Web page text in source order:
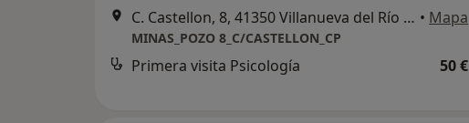
C. Castellon, 8, 41350 Villanueva del Río y Minas, Sevilla, España, Villanueva del Rio y M • Mapa
MINAS_POZO 8_C/CASTELLON_CP
Primera visita Psicología 50 €